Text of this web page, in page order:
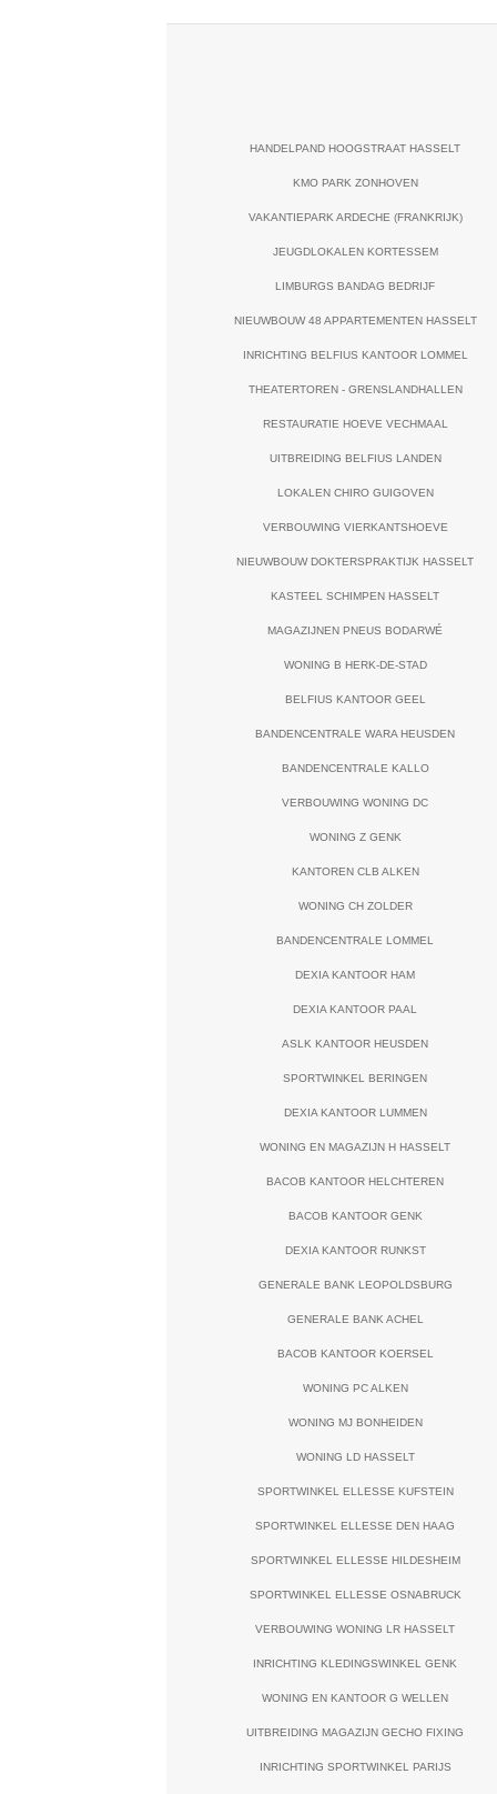
HANDELPAND HOOGSTRAAT HASSELT
KMO PARK ZONHOVEN
VAKANTIEPARK ARDECHE (FRANKRIJK)
JEUGDLOKALEN KORTESSEM
LIMBURGS BANDAG BEDRIJF
NIEUWBOUW 48 APPARTEMENTEN HASSELT
INRICHTING BELFIUS KANTOOR LOMMEL
THEATERTOREN - GRENSLANDHALLEN
RESTAURATIE HOEVE VECHMAAL
UITBREIDING BELFIUS LANDEN
LOKALEN CHIRO GUIGOVEN
VERBOUWING VIERKANTSHOEVE
NIEUWBOUW DOKTERSPRAKTIJK HASSELT
KASTEEL SCHIMPEN HASSELT
MAGAZIJNEN PNEUS BODARWÉ
WONING B HERK-DE-STAD
BELFIUS KANTOOR GEEL
BANDENCENTRALE WARA HEUSDEN
BANDENCENTRALE KALLO
VERBOUWING WONING DC
WONING Z GENK
KANTOREN CLB ALKEN
WONING CH ZOLDER
BANDENCENTRALE LOMMEL
DEXIA KANTOOR HAM
DEXIA KANTOOR PAAL
ASLK KANTOOR HEUSDEN
SPORTWINKEL BERINGEN
DEXIA KANTOOR LUMMEN
WONING EN MAGAZIJN H HASSELT
BACOB KANTOOR HELCHTEREN
BACOB KANTOOR GENK
DEXIA KANTOOR RUNKST
GENERALE BANK LEOPOLDSBURG
GENERALE BANK ACHEL
BACOB KANTOOR KOERSEL
WONING PC ALKEN
WONING MJ BONHEIDEN
WONING LD HASSELT
SPORTWINKEL ELLESSE KUFSTEIN
SPORTWINKEL ELLESSE DEN HAAG
SPORTWINKEL ELLESSE HILDESHEIM
SPORTWINKEL ELLESSE OSNABRUCK
VERBOUWING WONING LR HASSELT
INRICHTING KLEDINGSWINKEL GENK
WONING EN KANTOOR G WELLEN
UITBREIDING MAGAZIJN GECHO FIXING
INRICHTING SPORTWINKEL PARIJS